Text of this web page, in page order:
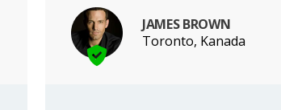
JAMES BROWN
Toronto, Kanada